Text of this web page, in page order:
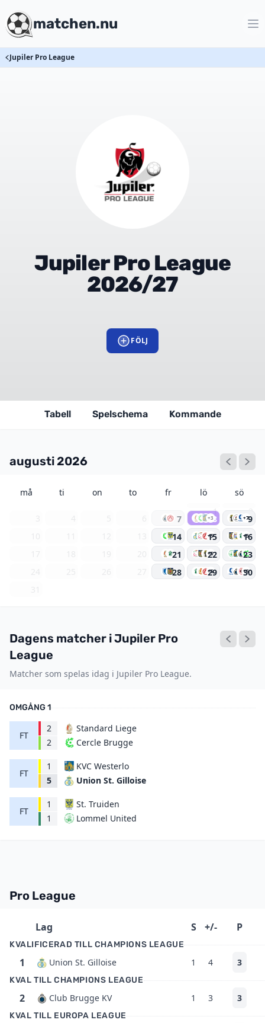
matchen.nu
Jupiler Pro League
Jupiler Pro League
2026/27
FÖLJ
Tabell Spelschema Kommande
augusti 2026
må ti on to fr lö
sö
1
2
7 8
+3 9
+7
14 15
+5 16
+5
21 22
+5
23
28 29
+5 30
+5
Dagens matcher i Jupiler Pro
League
Matcher som spelas idag i Jupiler Pro League.
OMGÅNG 1
FT
2
2
Standard Liege
Cercle Brugge
FT
1
5
KVC Westerlo
Union St. Gilloise
FT
1
1
St. Truiden
Lommel United
Pro League
Lag S +/- P
KVALIFICERAD TILL CHAMPIONS LEAGUE
1 Union St. Gilloise 1 4 3
KVAL TILL CHAMPIONS LEAGUE
2 Club Brugge KV 1 3 3
KVAL TILL EUROPA LEAGUE